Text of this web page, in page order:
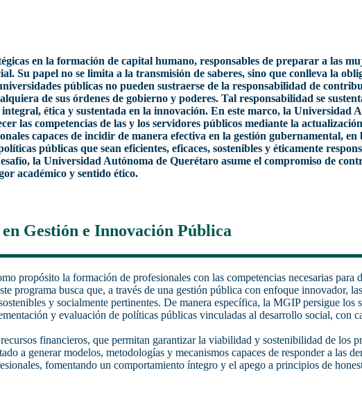
en la formación de capital humano, responsables de preparar a las
Su papel no se limita a la transmisión de saberes, sino que conlleva la
públicas no pueden sustraerse de la responsabilidad de
de sus órdenes de gobierno y poderes. Tal responsabilidad se
ética y sustentada en la innovación. En este marco, la
las competencias de las y los servidores públicos mediante la
capaces de incidir de manera efectiva en la gestión gubernamental,
públicas que sean eficientes, eficaces, sostenibles y éticamente
la Universidad Autónoma de Querétaro asume el compromiso de
académico y sentido ético.
Gestión e Innovación Pública
propósito la formación de profesionales con las competencias necesarias para
programa busca que, a través de una gestión pública con enfoque innovador,
y socialmente pertinentes. De manera específica, la MGIP persigue los
y evaluación de políticas públicas vinculadas al desarrollo social, con
financieros, que permitan garantizar la viabilidad y sostenibilidad de los
a generar modelos, metodologías y mecanismos capaces de responder a las
fomentando un comportamiento íntegro y el apego a principios de